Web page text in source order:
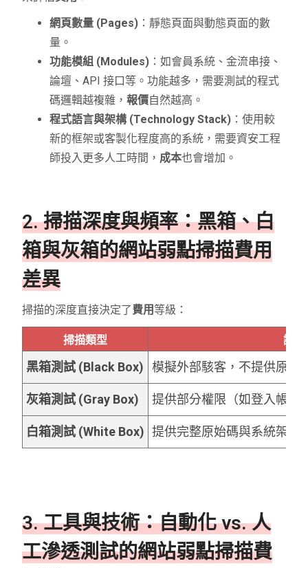
網頁數量 (Pages) ：靜態頁面與動態頁面的數
量。
功能模組 (Modules) ：如會員系統、金流串接、
論壇、API 接口等。功能越多，需要測試的程式
碼邏輯越複雜，報價自然越高。
程式語言與架構 (Technology Stack) ：使用較
新的框架或客製化程度高的系統，需要資安工程
師投入更多人工時間， 成本也會增加。
2. 掃描深度與頻率：黑箱、白
箱與灰箱的網站弱點掃描費用
差異
掃描的深度直接決定了費用 等級：
掃描類型 說明
黑箱測試 (Black Box) 模擬外部駭客，不提供原始
灰箱測試 (Gray Box) 提供部分權限（如登入帳號
白箱測試 (White Box) 提供完整原始碼與系統架構
3. 工具與技術：自動化 vs. 人
工滲透測試的網站弱點掃描費